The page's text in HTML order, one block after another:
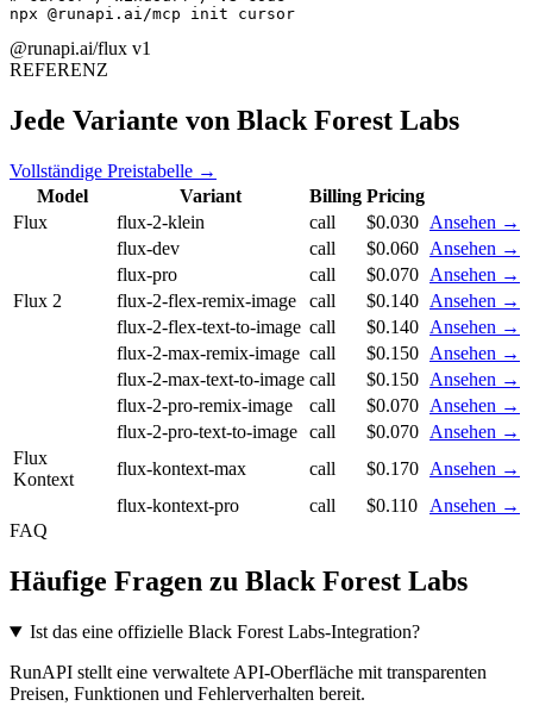
npx @runapi.ai/mcp init cursor
@runapi.ai/flux v1
REFERENZ
Jede Variante von Black Forest Labs
Vollständige Preistabelle →
Model
Variant Billing Pricing
Flux
flux-2-klein call $0.030 Ansehen →
flux-dev
call $0.060 Ansehen →
flux-pro
call $0.070 Ansehen →
Flux 2
flux-2-flex-remix-image call $0.140 Ansehen →
flux-2-flex-text-to-image call $0.140 Ansehen →
flux-2-max-remix-image call $0.150 Ansehen →
flux-2-max-text-to-image call $0.150 Ansehen →
flux-2-pro-remix-image
call $0.070 Ansehen →
flux-2-pro-text-to-image call $0.070 Ansehen →
Flux
Kontext
flux-kontext-max call $0.170 Ansehen →
flux-kontext-pro
call $0.110
Ansehen →
FAQ
Häufige Fragen zu Black Forest Labs
Ist das eine offizielle Black Forest Labs-Integration?
RunAPI stellt eine verwaltete API-Oberfläche mit transparenten
Preisen, Funktionen und Fehlerverhalten bereit.